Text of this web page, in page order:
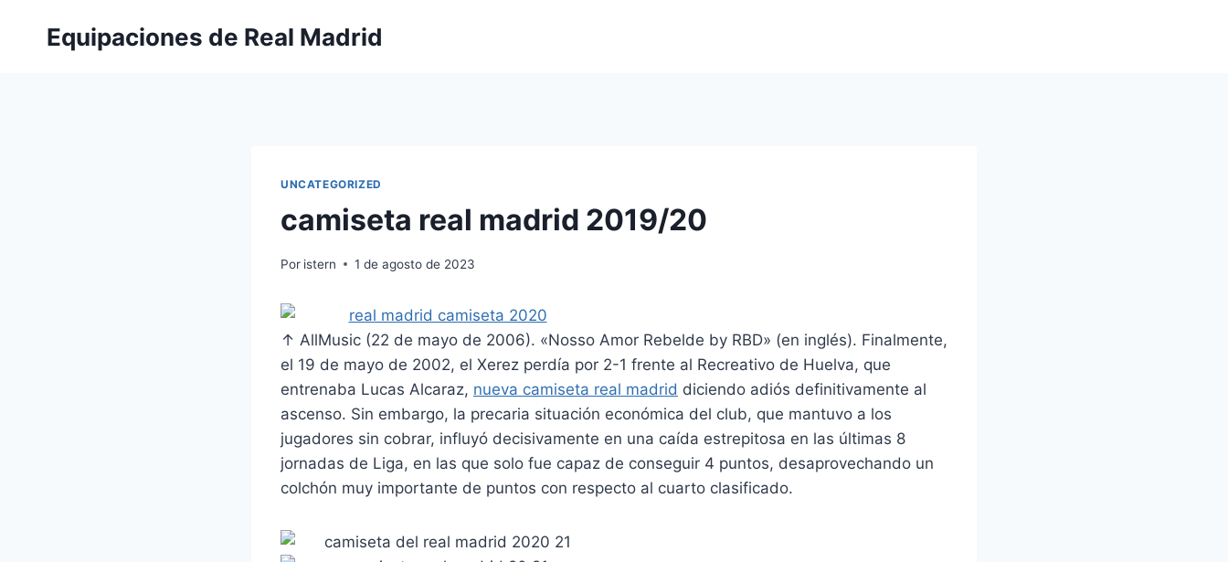
Equipaciones de Real Madrid
UNCATEGORIZED
camiseta real madrid 2019/20
Por istern 1 de agosto de 2023
↑ AllMusic (22 de mayo de 2006). «Nosso Amor Rebelde by RBD» (en inglés). Finalmente,
el 19 de mayo de 2002, el Xerez perdía por 2-1 frente al Recreativo de Huelva, que
entrenaba Lucas Alcaraz, nueva camiseta real madrid diciendo adiós definitivamente al
ascenso. Sin embargo, la precaria situación económica del club, que mantuvo a los
jugadores sin cobrar, influyó decisivamente en una caída estrepitosa en las últimas 8
jornadas de Liga, en las que solo fue capaz de conseguir 4 puntos, desaprovechando un
colchón muy importante de puntos con respecto al cuarto clasificado.